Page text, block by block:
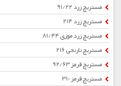
مستربچ زرد 91/22
مستربچ زرد 214
مستربچ زرد موزی 81/44
مستربچ نارنجی 216
مستربچ قرمز 92/63
مستربچ قرمز 310